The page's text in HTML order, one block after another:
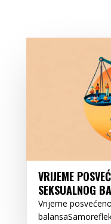
VRIJEME
SEKSUALNOG
Vrijeme